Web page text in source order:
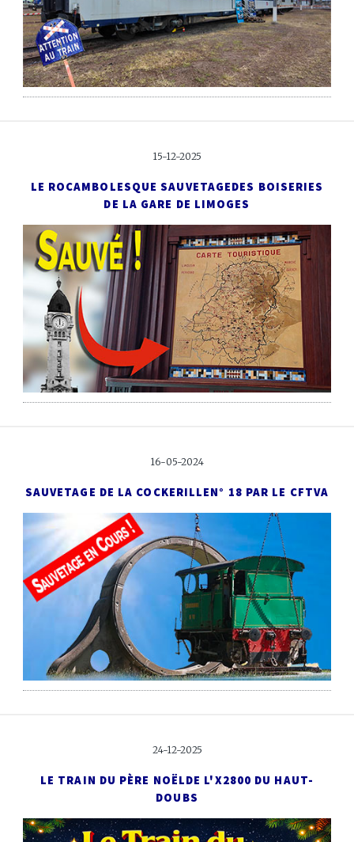
15-12-2025
LE ROCAMBOLESQUE SAUVETAGEDES BOISERIES
DE LA GARE DE LIMOGES
16-05-2024
SAUVETAGE DE LA COCKERILLEN° 18 PAR LE CFTVA
24-12-2025
LE TRAIN DU PÈRE NOËLDE L'X2800 DU HAUT-
DOUBS